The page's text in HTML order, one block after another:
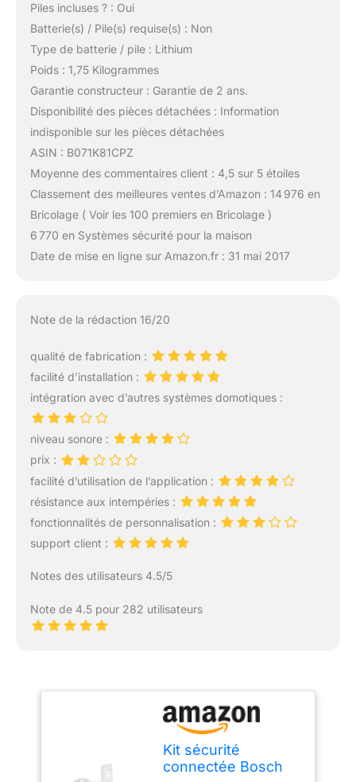
Piles incluses ? : Oui
Batterie(s) / Pile(s) requise(s) : Non
Type de batterie / pile : Lithium
Poids : 1,75 Kilogrammes
Garantie constructeur : Garantie de 2 ans.
Disponibilité des pièces détachées : Information
indisponible sur les pièces détachées
ASIN : B071K81CPZ
Moyenne des commentaires client : 4,5 sur 5 étoiles
Classement des meilleures ventes d’Amazon : 14 976 en
Bricolage ( Voir les 100 premiers en Bricolage )
6 770 en Systèmes sécurité pour la maison
Date de mise en ligne sur Amazon.fr : 31 mai 2017
Note de la rédaction 16/20
qualité de fabrication :
facilité d’installation :
intégration avec d’autres systèmes domotiques :
niveau sonore :
prix :
facilité d’utilisation de l’application :
résistance aux intempéries :
fonctionnalités de personnalisation :
support client :
Notes des utilisateurs 4.5/5
Note de 4.5 pour 282 utilisateurs
Kit sécurité
connectée Bosch